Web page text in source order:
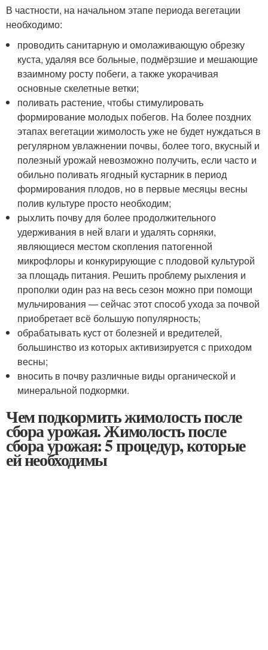
В частности, на начальном этапе периода вегетации
необходимо:
проводить санитарную и омолаживающую обрезку
куста, удаляя все больные, подмёрзшие и мешающие
взаимному росту побеги, а также укорачивая
основные скелетные ветки;
поливать растение, чтобы стимулировать
формирование молодых побегов. На более поздних
этапах вегетации жимолость уже не будет нуждаться в
регулярном увлажнении почвы, более того, вкусный и
полезный урожай невозможно получить, если часто и
обильно поливать ягодный кустарник в период
формирования плодов, но в первые месяцы весны
полив культуре просто необходим;
рыхлить почву для более продолжительного
удерживания в ней влаги и удалять сорняки,
являющиеся местом скопления патогенной
микрофлоры и конкурирующие с плодовой культурой
за площадь питания. Решить проблему рыхления и
прополки один раз на весь сезон можно при помощи
мульчирования — сейчас этот способ ухода за почвой
приобретает всё большую популярность;
обрабатывать куст от болезней и вредителей,
большинство из которых активизируется с приходом
весны;
вносить в почву различные виды органической и
минеральной подкормки.
Чем подкормить жимолость после
сбора урожая. Жимолость после
сбора урожая: 5 процедур, которые
ей необходимы